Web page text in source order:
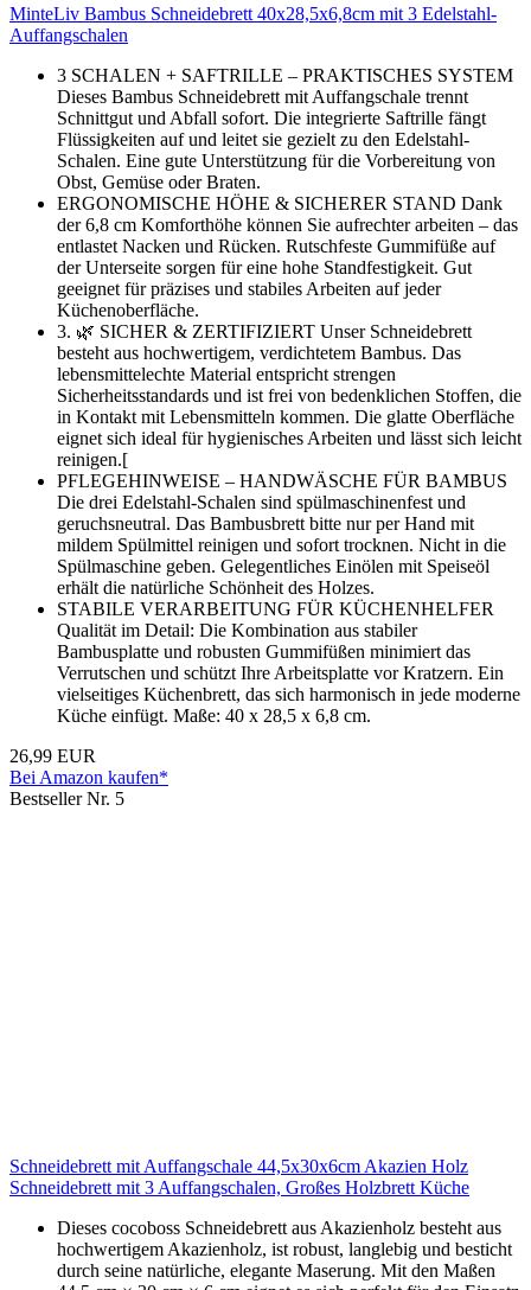
MinteLiv Bambus Schneidebrett 40x28,5x6,8cm mit 3 Edelstahl-
Auffangschalen
3 SCHALEN + SAFTRILLE – PRAKTISCHES SYSTEM
Dieses Bambus Schneidebrett mit Auffangschale trennt
Schnittgut und Abfall sofort. Die integrierte Saftrille fängt
Flüssigkeiten auf und leitet sie gezielt zu den Edelstahl-
Schalen. Eine gute Unterstützung für die Vorbereitung von
Obst, Gemüse oder Braten.
ERGONOMISCHE HÖHE & SICHERER STAND Dank
der 6,8 cm Komforthöhe können Sie aufrechter arbeiten – das
entlastet Nacken und Rücken. Rutschfeste Gummifüße auf
der Unterseite sorgen für eine hohe Standfestigkeit. Gut
geeignet für präzises und stabiles Arbeiten auf jeder
Küchenoberfläche.
3. 🌿 SICHER & ZERTIFIZIERT Unser Schneidebrett
besteht aus hochwertigem, verdichtetem Bambus. Das
lebensmittelechte Material entspricht strengen
Sicherheitsstandards und ist frei von bedenklichen Stoffen, die
in Kontakt mit Lebensmitteln kommen. Die glatte Oberfläche
eignet sich ideal für hygienisches Arbeiten und lässt sich leicht
reinigen.[
PFLEGEHINWEISE – HANDWÄSCHE FÜR BAMBUS
Die drei Edelstahl-Schalen sind spülmaschinenfest und
geruchsneutral. Das Bambusbrett bitte nur per Hand mit
mildem Spülmittel reinigen und sofort trocknen. Nicht in die
Spülmaschine geben. Gelegentliches Einölen mit Speiseöl
erhält die natürliche Schönheit des Holzes.
STABILE VERARBEITUNG FÜR KÜCHENHELFER
Qualität im Detail: Die Kombination aus stabiler
Bambusplatte und robusten Gummifüßen minimiert das
Verrutschen und schützt Ihre Arbeitsplatte vor Kratzern. Ein
vielseitiges Küchenbrett, das sich harmonisch in jede moderne
Küche einfügt. Maße: 40 x 28,5 x 6,8 cm.
26,99 EUR
Bei Amazon kaufen*
Bestseller Nr. 5
Schneidebrett mit Auffangschale 44,5x30x6cm Akazien Holz
Schneidebrett mit 3 Auffangschalen, Großes Holzbrett Küche
Dieses cocoboss Schneidebrett aus Akazienholz besteht aus
hochwertigem Akazienholz, ist robust, langlebig und besticht
durch seine natürliche, elegante Maserung. Mit den Maßen